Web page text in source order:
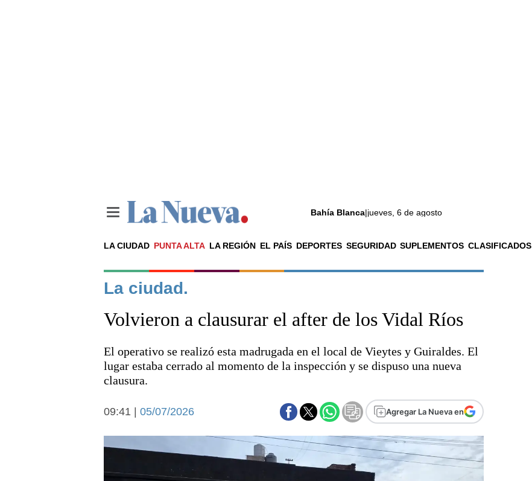
Bahía Blanca|jueves, 6 de agosto
LA CIUDAD PUNTA ALTA LA REGIÓN EL PAÍS DEPORTES SEGURIDAD SUPLEMENTOS CLASIFICADOS
Noticias
La ciudad
El país
Seguridad
Opinión
Deportes
Básquetbol
Federal A
Arte y cultura
Aplausos
La ciudad.
Volvieron a clausurar el after de los Vidal Ríos
El operativo se realizó esta madrugada en el local de Vieytes y Guiraldes. El
lugar estaba cerrado al momento de la inspección y se dispuso una nueva
clausura.
Agregar La Nueva en
09:41 | 05/07/2026